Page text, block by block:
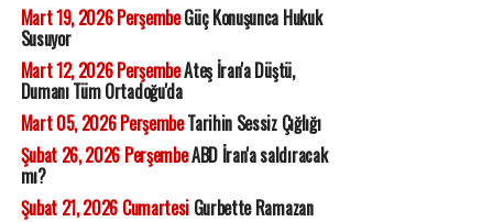
Mart 19, 2026 PerşembeGüç Konuşunca Hukuk
Susuyor
Mart 12, 2026 PerşembeAteş İran'a Düştü,
Dumanı Tüm Ortadoğu'da
Mart 05, 2026 PerşembeTarihin Sessiz Çığlığı
Şubat 26, 2026 PerşembeABD İran'a saldıracak
mı?
Şubat 21, 2026 CumartesiGurbette Ramazan